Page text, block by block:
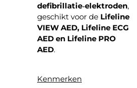
defibrillatie‑elektroden,
geschikt voor de Lifeline
VIEW AED, Lifeline ECG
AED en Lifeline PRO
AED.
Kenmerken